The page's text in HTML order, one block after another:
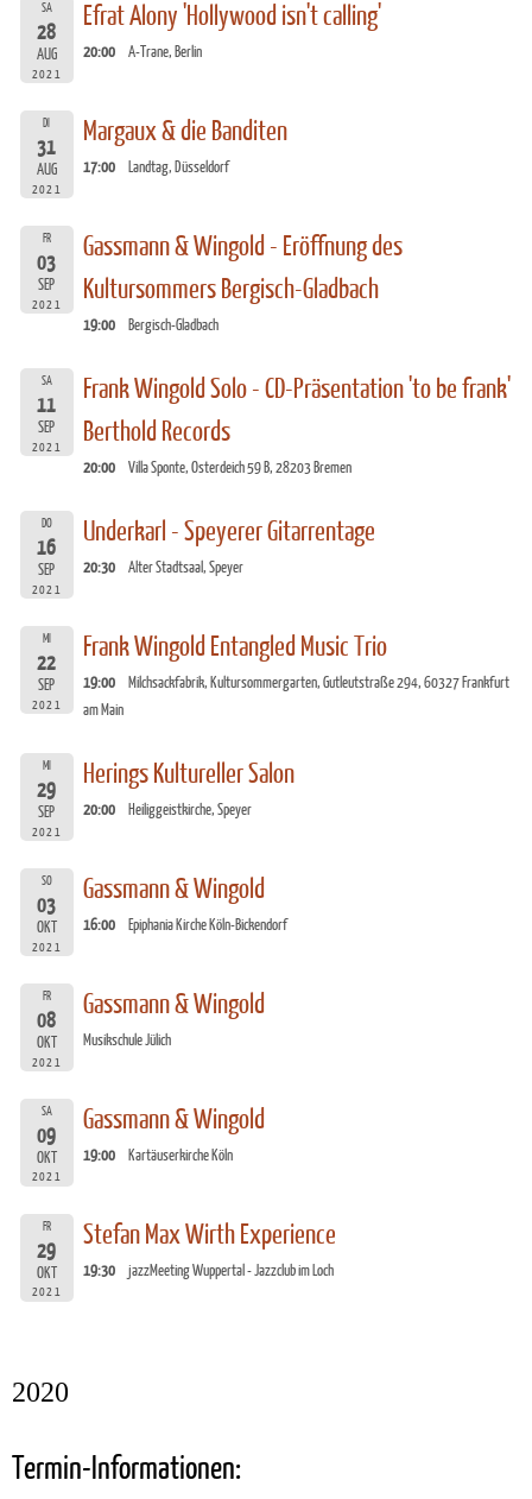
SA
28
AUG
2021
Efrat Alony 'Hollywood isn't calling'
20:00 A-Trane, Berlin
DI
31
AUG
2021
Margaux & die Banditen
17:00 Landtag, Düsseldorf
FR
03
SEP
2021
Gassmann & Wingold - Eröffnung des
Kultursommers Bergisch-Gladbach
19:00 Bergisch-Gladbach
SA
11
SEP
2021
Frank Wingold Solo - CD-Präsentation 'to be frank'
Berthold Records
20:00 Villa Sponte, Osterdeich 59 B, 28203 Bremen
DO
16
SEP
2021
Underkarl - Speyerer Gitarrentage
20:30 Alter Stadtsaal, Speyer
MI
22
SEP
2021
Frank Wingold Entangled Music Trio
19:00
Milchsackfabrik, Kultursommergarten, Gutleutstraße 294, 60327 Frankfurt
am Main
MI
29
SEP
2021
Herings Kultureller Salon
20:00 Heiliggeistkirche, Speyer
SO
03
OKT
2021
Gassmann & Wingold
16:00 Epiphania Kirche Köln-Bickendorf
FR
08
OKT
2021
Gassmann & Wingold
Musikschule Jülich
SA
09
OKT
2021
Gassmann & Wingold
19:00 Kartäuserkirche Köln
FR
29
OKT
2021
Stefan Max Wirth Experience
19:30 jazzMeeting Wuppertal - Jazzclub im Loch
2020
Termin-Informationen: